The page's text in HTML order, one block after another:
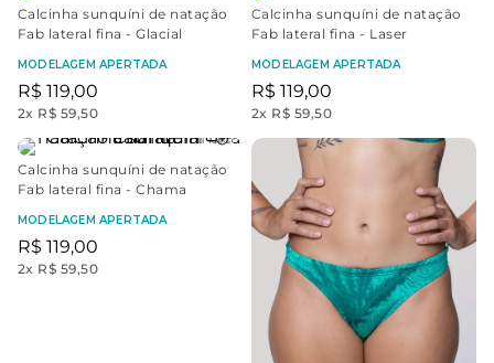
Calcinha sunquíni de natação
Fab lateral fina - Glacial
MODELAGEM APERTADA
R$ 119,00
2x R$ 59,50
Calcinha sunquíni de natação
Fab lateral fina - Laser
MODELAGEM APERTADA
R$ 119,00
2x R$ 59,50
Calcinha sunquíni de natação
Fab lateral fina - Chama
MODELAGEM APERTADA
R$ 119,00
2x R$ 59,50